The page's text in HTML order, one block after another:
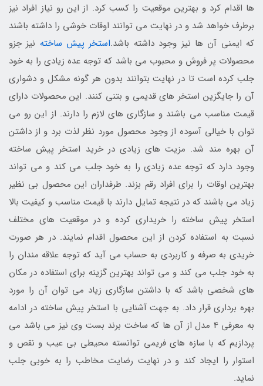
ها اقدام کرد و بهترین موقعیت را کسب کرد. از این رو نیاز افراد نیز
برطرف خواهد شد و در نهایت می توانند اوقات خوشی را داشته باشند
که ایمنی آن ها نیز وجود داشته باشد.استخر پیش ساخته نیز جزو
محصولات پر فروش و محبوب می باشد که توجه عده زیادی را به خود
جلب کرده است تا در نهایت بتوانند بدون هر گونه مشکل و دشواری
آن را جایگزین استخر های قدیمی و بتنی کنند. این محصولات دارای
قیمت مناسب می باشند و سازگاری های لازم را دارند. از این رو می
توان با خیالی آسوده از وجود محصول مورد نظر لذت برد و از داشتن
آن بهره مند شد. مزیت های زیادی در خرید استخر پیش ساخته
وجود دارد که توجه عده زیادی را به خود جلب می کند و می تواند
بهترین اوقات را برای افراد رقم بزند. طرفداران این محصول بی نظیر
زیاد می باشند که در نتیجه تمایل دارند با قیمت مناسب و کیفیت بالا
استخر پیش ساخته را خریداری کرده و در موقعیت های مختلف
نسبت به استفاده کردن از این محصول اقدام نمایند. در هر صورت
خریدی به صرفه و کاربردی به حساب می آید که توجه علاقه مندان را
به خود جلب می کند و می تواند بهترین گزینه برای استفاده در مکان
های شخصی باشد که با داشتن سازگاری زیاد می توان آن را مورد
بهره برداری قرار داد. به جهت آشنایی با استخر پیش ساخته در ادامه
به معرفی 4 مدل از آن ها که ساخت برند بست وی نیز می باشد می
پردازیم که با سازه های فریمی توانسته محیطی بی عیب و نقص و
استوار را ایجاد کند و در نهایت رضایت مخاطب را به خوبی جلب
نماید.